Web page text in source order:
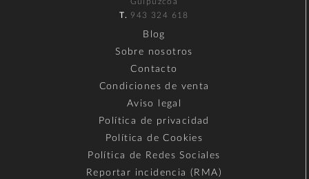
T. 943 324 618
Blog
Sobre nosotros
Contacto
Condiciones de venta
Aviso legal
Política de privacidad
Política de Cookies
Política de Redes Sociales
Reportar incidencia (RMA)